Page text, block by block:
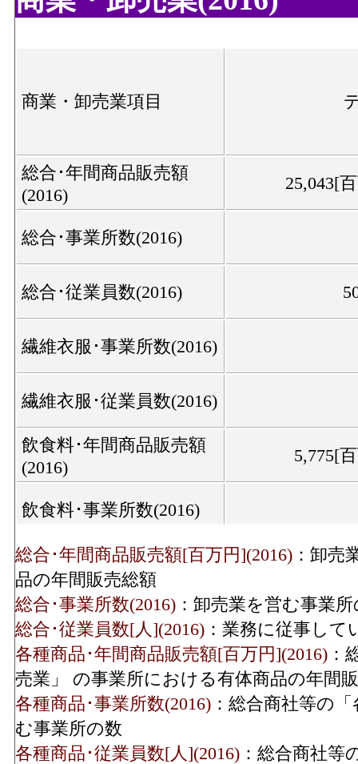
商業・卸売業項目
総合･年間商品販売額
(2016)
25,043[
総合･事業所数(2016)
総合･従業員数(2016)
繊維衣服･事業所数(2016)
繊維衣服･従業員数(2016)
飲食料･年間商品販売額
(2016)
5,775[
飲食料･事業所数(2016)
飲食料･従業員数(2016)
建築鉱物金属材料･年間
商品販売額(2016)
7,232[
建築鉱物金属材料･事業
所数(2016)
建築鉱物金属材料･従業
員数(2016)
総合･年間商品販売額[百万円](2016) ：卸売
品の年間販売総額
総合･事業所数(2016) ：卸売業を営む事業
総合･従業員数[人](2016) ：業務に従事して
各種商品･年間商品販売額[百万円](2016) ：
売業」 の事業所における有体商品の年間
各種商品･事業所数(2016) ：総合商社等の
む事業所の数
各種商品･従業員数[人](2016) ：総合商社等